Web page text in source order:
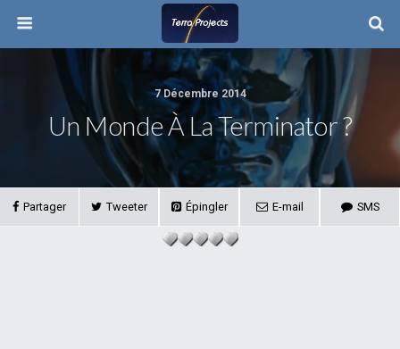
7 Décembre 2014
Un Monde À La Terminator ?
Partager Tweeter Épingler E-mail SMS